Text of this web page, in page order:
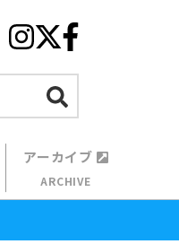
アーカイブ
ARCHIVE